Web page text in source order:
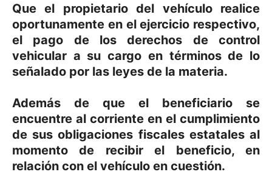
Que el propietario del vehículo realice
oportunamente en el ejercicio respectivo,
el pago de los derechos de control
vehicular a su cargo en términos de lo
señalado por las leyes de la materia.
Además de que el beneficiario se
encuentre al corriente en el cumplimiento
de sus obligaciones fiscales estatales al
momento de recibir el beneficio, en
relación con el vehículo en cuestión.